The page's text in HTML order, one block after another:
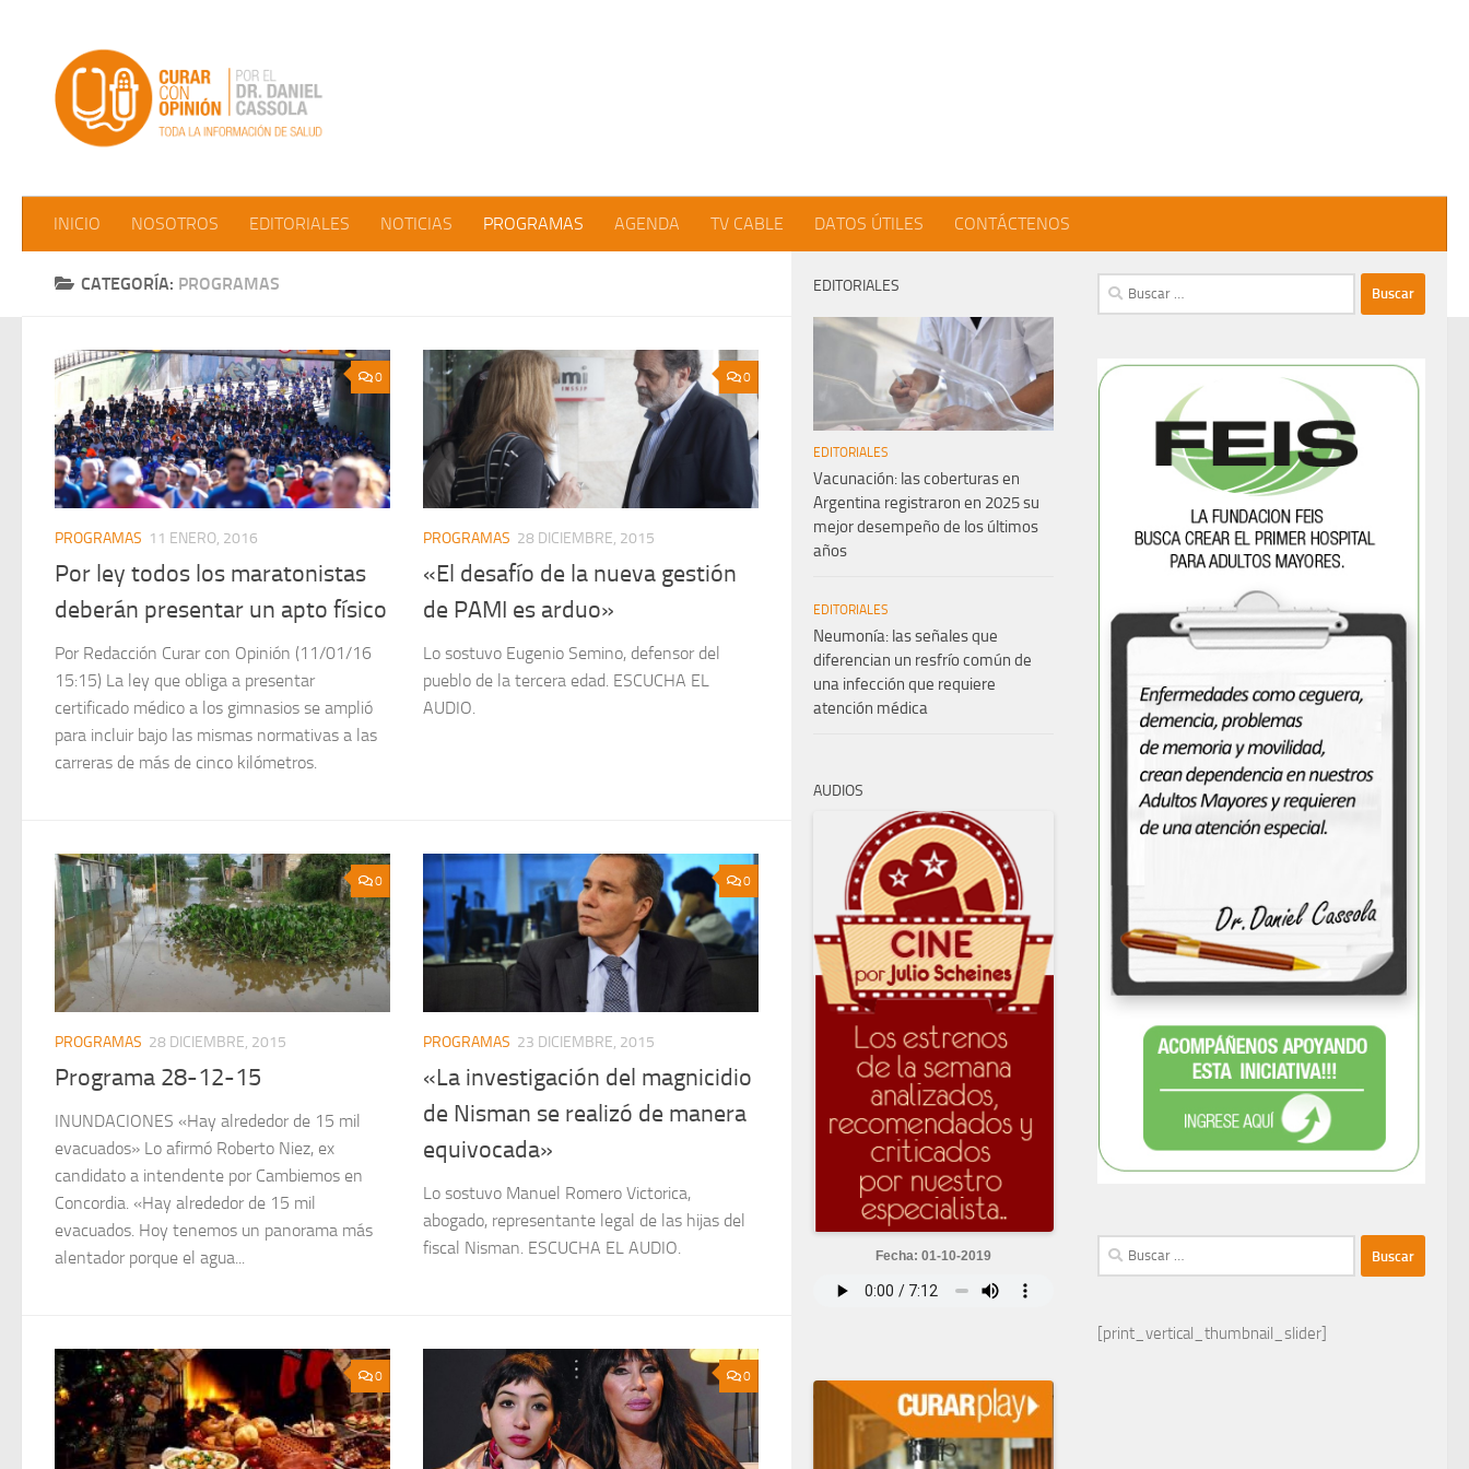
INICIO NOSOTROS EDITORIALES NOTICIAS PROGRAMAS AGENDA TV CABLE DATOS ÚTILES CONTÁCTENOS
CATEGORÍA: PROGRAMAS
0
PROGRAMAS 11 ENERO, 2016
Por ley todos los maratonistas
deberán presentar un apto físico
Por Redacción Curar con Opinión (11/01/16
15:15) La ley que obliga a presentar
certificado médico a los gimnasios se amplió
para incluir bajo las mismas normativas a las
carreras de más de cinco kilómetros.
0
PROGRAMAS 28 DICIEMBRE, 2015
«El desafío de la nueva gestión
de PAMI es arduo»
Lo sostuvo Eugenio Semino, defensor del
pueblo de la tercera edad. ESCUCHA EL
AUDIO.
0
PROGRAMAS 28 DICIEMBRE, 2015
Programa 28-12-15
INUNDACIONES «Hay alrededor de 15 mil
evacuados» Lo afirmó Roberto Niez, ex
candidato a intendente por Cambiemos en
Concordia. «Hay alrededor de 15 mil
evacuados. Hoy tenemos un panorama más
alentador porque el agua...
0
PROGRAMAS 23 DICIEMBRE, 2015
«La investigación del magnicidio
de Nisman se realizó de manera
equivocada»
Lo sostuvo Manuel Romero Victorica,
abogado, representante legal de las hijas del
fiscal Nisman. ESCUCHA EL AUDIO.
0 0
Buscar:
Buscar:
[print_vertical_thumbnail_slider]
EDITORIALES
EDITORIALES
Vacunación: las coberturas en
Argentina registraron en 2025 su
mejor desempeño de los últimos
años
EDITORIALES
Neumonía: las señales que
diferencian un resfrío común de
una infección que requiere
atención médica
AUDIOS
Fecha: 01-10-2019